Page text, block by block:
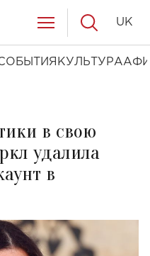
КУЛЬТУРА
UK
в свою
удалила
в